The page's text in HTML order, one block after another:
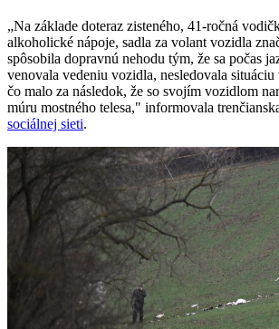
„Na základe doteraz zisteného, 41-ročná
alkoholické nápoje, sadla za volant vozidla
spôsobila dopravnú nehodu tým, že sa počas
venovala vedeniu vozidla, nesledovala situáciu
čo malo za následok, že so svojím vozidlom
múru mostného telesa," informovala
sociálnej sieti.